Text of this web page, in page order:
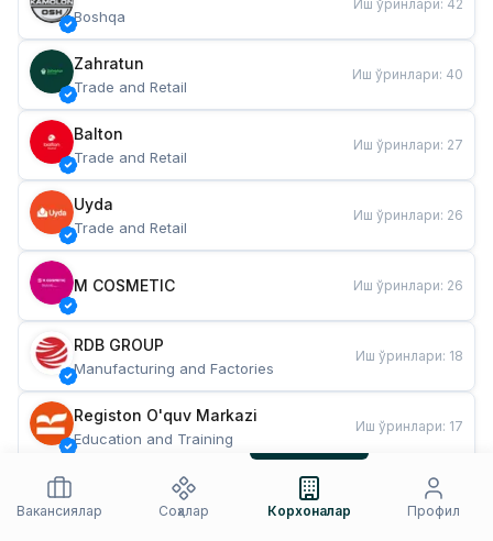
Boshqa
Иш ўринлари: 42
Zahratun
Trade and Retail
Иш ўринлари: 40
Balton
Trade and Retail
Иш ўринлари: 27
Uyda
Trade and Retail
Иш ўринлари: 26
M COSMETIC Иш ўринлари: 26
RDB GROUP
Manufacturing and Factories
Иш ўринлари: 18
Registon O'quv Markazi
Education and Training
Иш ўринлари: 17
Restaurants and Fast Food
Иш ўринлари
Вакансиялар
Соҳалар Корхоналар Профил